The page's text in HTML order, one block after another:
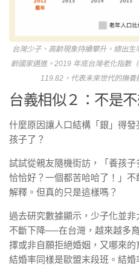
台灣少子、高齡現象持續攀升，總出
齡國家邁進。2019 年底台灣老化指數
119.82，代表未來世代的撫
台義相似２：不是
什麼原因讓人口結構「銀」得
孩子了？
試試從親友隨機街訪，「養孩
恰恰好？一個都苦哈哈了！」
解釋。但真的只是這樣嗎？
過去研究數據顯示，少子化並
不斷下降──在台灣，越來越多
擇或非自願拒絕婚姻，又哪來的
結婚率同樣是歐盟末段班。結